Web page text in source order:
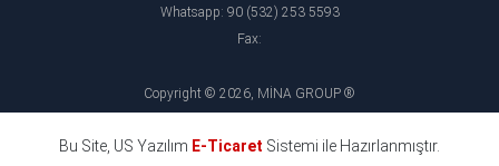
Whatsapp: 90 (532) 253 5593
Fax:
Copyright © 2026, MİNA GROUP ®
Bu Site, US Yazılım E-Ticaret Sistemi ile Hazırlanmıştır.